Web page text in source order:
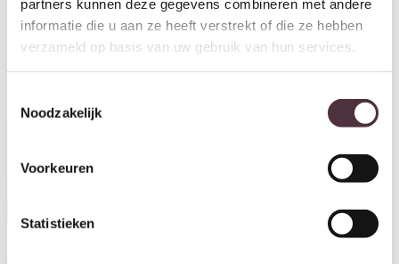
partners kunnen deze gegevens combineren met andere
informatie die u aan ze heeft verstrekt of die ze hebben
verzameld op basis van uw gebruik van hun services.
Noodzakelijk
Voorkeuren
Statistieken
180x40x60 cm mangohout